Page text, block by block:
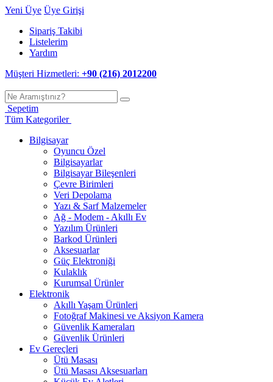
Yeni Üye Üye Girişi
Sipariş Takibi
Listelerim
Yardım
Müşteri Hizmetleri: +90 (216) 2012200
Sepetim
Tüm Kategoriler
Bilgisayar
Oyuncu Özel
Bilgisayarlar
Bilgisayar Bileşenleri
Çevre Birimleri
Veri Depolama
Yazı & Sarf Malzemeler
Ağ - Modem - Akıllı Ev
Yazılım Ürünleri
Barkod Ürünleri
Aksesuarlar
Güç Elektroniği
Kulaklık
Kurumsal Ürünler
Elektronik
Akıllı Yaşam Ürünleri
Fotoğraf Makinesi ve Aksiyon Kamera
Güvenlik Kameraları
Güvenlik Ürünleri
Ev Gereçleri
Ütü Masası
Ütü Masası Aksesuarları